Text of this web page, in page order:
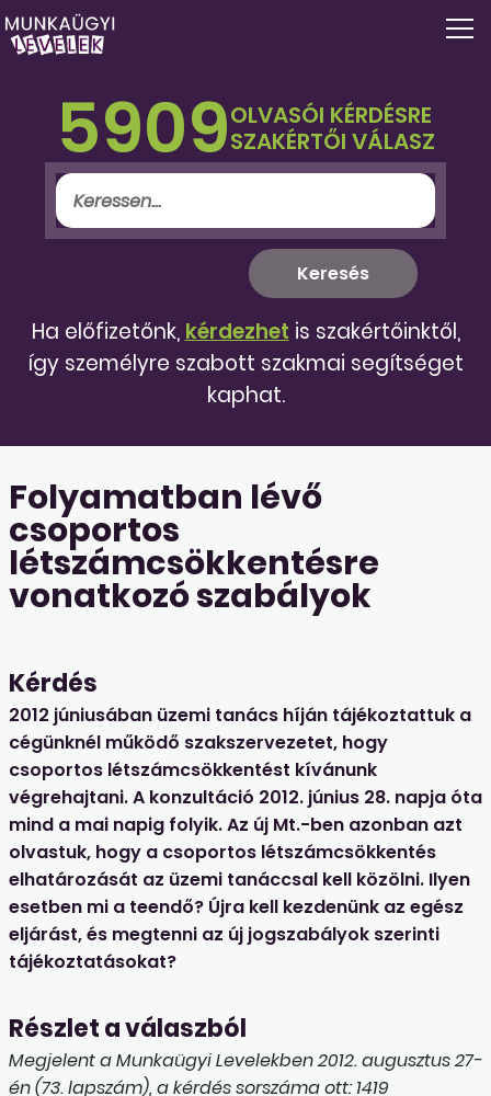
5909OLVASÓI KÉRDÉSRE
SZAKÉRTŐI VÁLASZ
Ha előfizetőnk, kérdezhet is szakértőinktől,
így személyre szabott szakmai segítséget
kaphat.
Folyamatban lévő
csoportos
létszámcsökkentésre
vonatkozó szabályok
Kérdés
2012 júniusában üzemi tanács híján tájékoztattuk a
cégünknél működő szakszervezetet, hogy
csoportos létszámcsökkentést kívánunk
végrehajtani. A konzultáció 2012. június 28. napja óta
mind a mai napig folyik. Az új Mt.-ben azonban azt
olvastuk, hogy a csoportos létszámcsökkentés
elhatározását az üzemi tanáccsal kell közölni. Ilyen
esetben mi a teendő? Újra kell kezdenünk az egész
eljárást, és megtenni az új jogszabályok szerinti
tájékoztatásokat?
Részlet a válaszból
Megjelent a Munkaügyi Levelekben 2012. augusztus 27-
én (73. lapszám), a kérdés sorszáma ott: 1419